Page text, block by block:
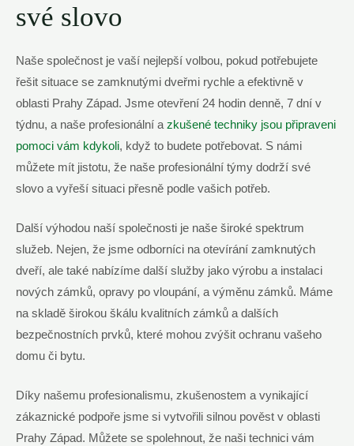
své⁣ slovo
Naše společnost je vaší nejlepší volbou, ‍pokud potřebujete
řešit situace⁤ se zamknutými dveřmi rychle a efektivně‍ v⁣
oblasti Prahy Západ.⁣ Jsme otevření 24 hodin denně, 7 ⁢dní v⁢
týdnu, a naše profesionální a zkušené techniky jsou připraveni
pomoci ⁢vám kdykoli,⁣ když to budete​ potřebovat. S⁤ námi
⁤můžete mít jistotu, že naše profesionální⁢ týmy dodrží své
‌slovo⁣ a ‍vyřeší​ situaci přesně podle vašich potřeb.
Další výhodou naší​ společnosti je naše široké spektrum
služeb. ‍Nejen, že jsme odborníci na otevírání zamknutých
dveří, ale také ‍nabízíme další služby jako ⁣výrobu⁤ a instalaci⁤
nových zámků, opravy po vloupání, a výměnu zámků. Máme
na skladě širokou škálu kvalitních zámků a dalších⁣
bezpečnostních prvků,‌ které mohou zvýšit⁢ ochranu ‌vašeho‍
domu ⁣či bytu. ⁣
Díky našemu profesionalismu, zkušenostem a vynikající
zákaznické podpoře jsme si‌ vytvořili silnou pověst v oblasti
Prahy ‍Západ.⁢ Můžete se spolehnout, ⁣že naši technici ⁢vám